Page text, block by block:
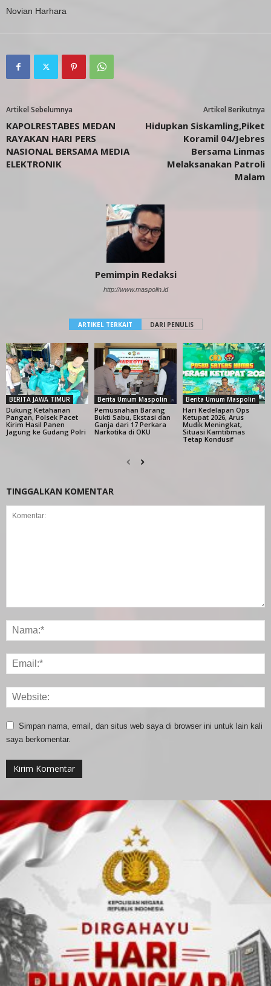
Novian Harhara
Artikel Sebelumnya
KAPOLRESTABES MEDAN
RAYAKAN HARI PERS
NASIONAL BERSAMA MEDIA
ELEKTRONIK
Artikel Berikutnya
Hidupkan Siskamling,Piket
Koramil 04/Jebres
Bersama Linmas
Melaksanakan Patroli
Malam
Pemimpin Redaksi
http://www.maspolin.id
ARTIKEL TERKAIT DARI PENULIS
BERITA JAWA TIMUR
Dukung Ketahanan
Pangan, Polsek Pacet
Kirim Hasil Panen
Jagung ke Gudang Polri
Berita Umum Maspolin
Pemusnahan Barang
Bukti Sabu, Ekstasi dan
Ganja dari 17 Perkara
Narkotika di OKU
Berita Umum Maspolin
Hari Kedelapan Ops
Ketupat 2026, Arus
Mudik Meningkat,
Situasi Kamtibmas
Tetap Kondusif
TINGGALKAN KOMENTAR
Simpan nama, email, dan situs web saya di browser ini untuk lain kali
saya berkomentar.